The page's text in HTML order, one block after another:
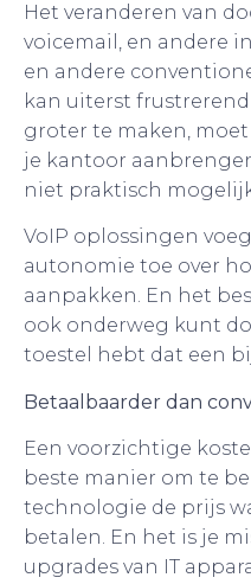
Het veranderen van
voicemail, en andere
en andere
kan uiterst
groter te maken,
je kantoor
niet praktisch
VoIP oplossingen
autonomie toe over
aanpakken. En het
ook onderweg kunt
toestel hebt dat een
Betaalbaarder dan
Een voorzichtige
beste manier om te
technologie de prijs
betalen. En het is je
upgrades van IT